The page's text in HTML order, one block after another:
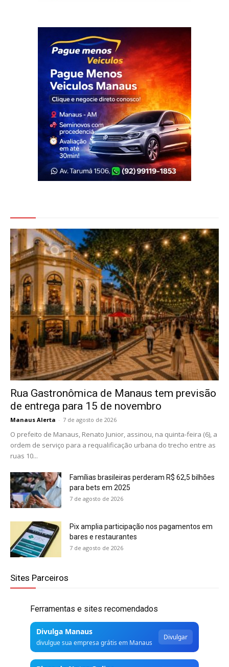
Rua Gastronômica de Manaus tem previsão
de entrega para 15 de novembro
Manaus Alerta - 7 de agosto de 2026
O prefeito de Manaus, Renato Junior, assinou, na quinta-feira (6), a
ordem de serviço para a requalificação urbana do trecho entre as
ruas 10...
Famílias brasileiras perderam R$ 62,5 bilhões
para bets em 2025
7 de agosto de 2026
Pix amplia participação nos pagamentos em
bares e restaurantes
7 de agosto de 2026
Sites Parceiros
Ferramentas e sites recomendados
Divulga Manaus
divulgue sua empresa grátis em Manaus
Divulgar